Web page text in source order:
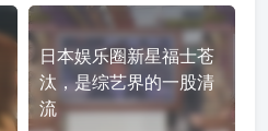
日本娱乐圈新星福士苍
汰，是综艺界的一股清
流